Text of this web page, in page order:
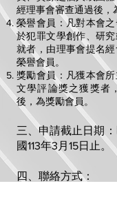
經理事會審查通過後，
榮譽會員：凡對本會
於犯罪文學創作、研
就者，由理事會提名
榮譽會員。
獎勵會員：凡獲本會
文學評論獎之獲獎者
後，為獎勵會員。
三、申請截止日期
國113年3月15日止。
四、聯絡方式：